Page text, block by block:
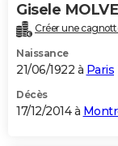
Gisele
Créer une
Naissance
21/06/1922 à Paris
Décès
17/12/2014 à